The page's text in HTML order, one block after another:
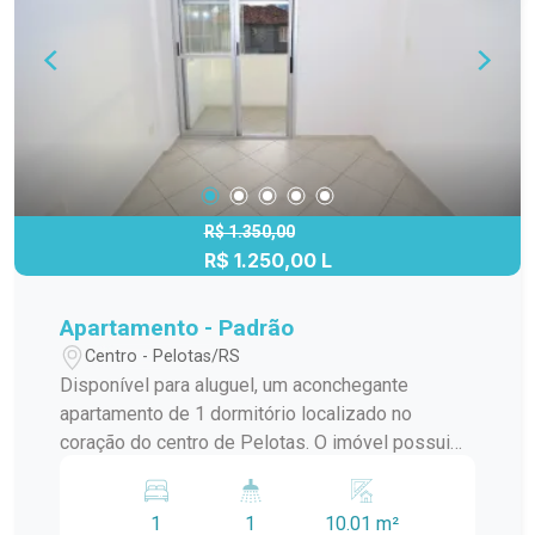
praticidade no coração da cidade. Agende uma
visita agora mesmo e conheça este imóvel!
R$ 1.350,00
R$ 1.250,00 L
Apartamento - Padrão
Centro - Pelotas/RS
Disponível para aluguel, um aconchegante
apartamento de 1 dormitório localizado no
coração do centro de Pelotas. O imóvel possui
aluguel. Esta é uma excelente oportunidade para
quem busca morar em um local conveniente,
1 1 10.01 m²